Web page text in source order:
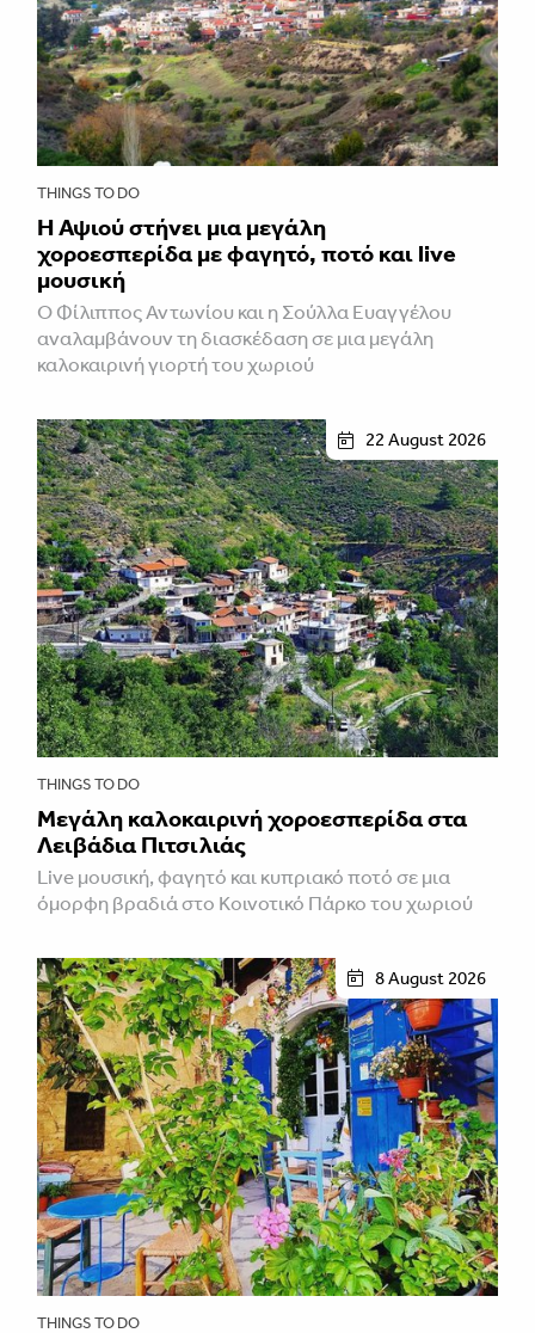
THINGS TO DO
Η Αψιού στήνει μια μεγάλη
χοροεσπερίδα με φαγητό, ποτό και live
μουσική
Ο Φίλιππος Αντωνίου και η Σούλλα Ευαγγέλου
αναλαμβάνουν τη διασκέδαση σε μια μεγάλη
καλοκαιρινή γιορτή του χωριού
22 August 2026
THINGS TO DO
Μεγάλη καλοκαιρινή χοροεσπερίδα στα
Λειβάδια Πιτσιλιάς
Live μουσική, φαγητό και κυπριακό ποτό σε μια
όμορφη βραδιά στο Κοινοτικό Πάρκο του χωριού
8 August 2026
THINGS TO DO